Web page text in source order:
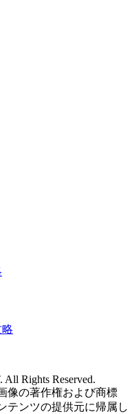
Rights Reserved.
像の著作権および商標
テンツの提供元に帰属し